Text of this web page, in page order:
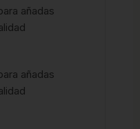
añadas
añadas